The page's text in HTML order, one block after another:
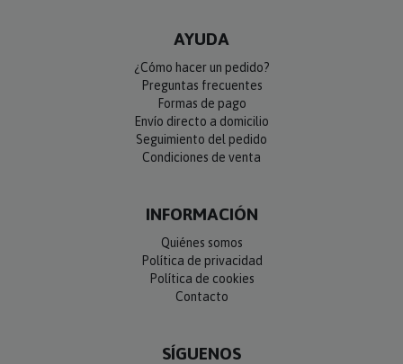
AYUDA
¿Cómo hacer un pedido?
Preguntas frecuentes
Formas de pago
Envío directo a domicilio
Seguimiento del pedido
Condiciones de venta
INFORMACIÓN
Quiénes somos
Política de privacidad
Política de cookies
Contacto
SÍGUENOS